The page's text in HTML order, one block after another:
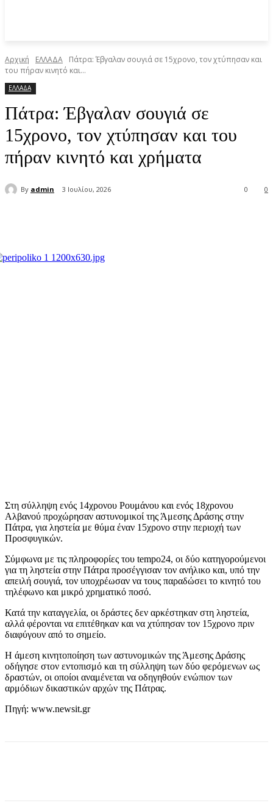
Αρχική ΕΛΛΑΔΑ
Πάτρα: Έβγαλαν σουγιά σε 15χρονο, τον χτύπησαν και
του πήραν κινητό και...
ΕΛΛΑΔΑ
Πάτρα: Έβγαλαν σουγιά σε
15χρονο, τον χτύπησαν και του
πήραν κινητό και χρήματα
By admin 3 Ιουλίου, 2026 0
0
Στη σύλληψη ενός 14χρονου Ρουμάνου και ενός 18χρονου
Αλβανού προχώρησαν αστυνομικοί της Άμεσης Δράσης στην
Πάτρα, για ληστεία με θύμα έναν 15χρονο στην περιοχή των
Προσφυγικών.
Σύμφωνα με τις πληροφορίες του tempo24, οι δύο κατηγορούμενοι
για τη ληστεία στην Πάτρα προσέγγισαν τον ανήλικο και, υπό την
απειλή σουγιά, τον υποχρέωσαν να τους παραδώσει το κινητό του
τηλέφωνο και μικρό χρηματικό ποσό.
Κατά την καταγγελία, οι δράστες δεν αρκέστηκαν στη ληστεία,
αλλά φέρονται να επιτέθηκαν και να χτύπησαν τον 15χρονο πριν
διαφύγουν από το σημείο.
Η άμεση κινητοποίηση των αστυνομικών της Άμεσης Δράσης
οδήγησε στον εντοπισμό και τη σύλληψη των δύο φερόμενων ως
δραστών, οι οποίοι αναμένεται να οδηγηθούν ενώπιον των
αρμόδιων δικαστικών αρχών της Πάτρας.
Πηγή: www.newsit.gr